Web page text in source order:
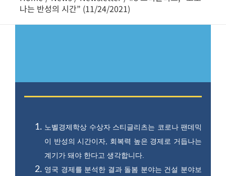
나는 반성의 시간” (11/24/2021)
노벨경제학상 수상자 스티글리츠는 코로나 팬데믹
이 반성의 시간이자, 회복력 높은 경제로 거듭나는
계기가 돼야 한다고 생각합니다.
영국 경제를 분석한 결과 돌봄 분야는 건설 분야보